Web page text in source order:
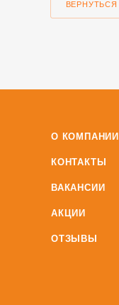
ВЕРНУТЬСЯ
О КОМПАНИИ
КОНТАКТЫ
ВАКАНСИИ
АКЦИИ
ОТЗЫВЫ